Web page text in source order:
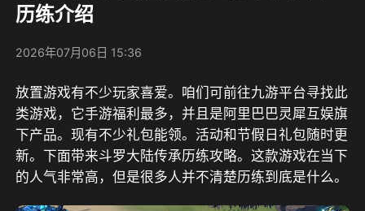
历练介绍
2026年07月06日 15:36
放置游戏有不少玩家喜爱。咱们可前往九游平台寻找此
类游戏， 它手游福利最多，并且是阿里巴巴灵犀互娱旗
下产品。现有不少礼包能领。活动和节假日礼包随时更
新。 下面带来斗罗大陆传承历练攻略。这款游戏在当下
的人气非常高，但是很多人并不清楚历练到底是什么。